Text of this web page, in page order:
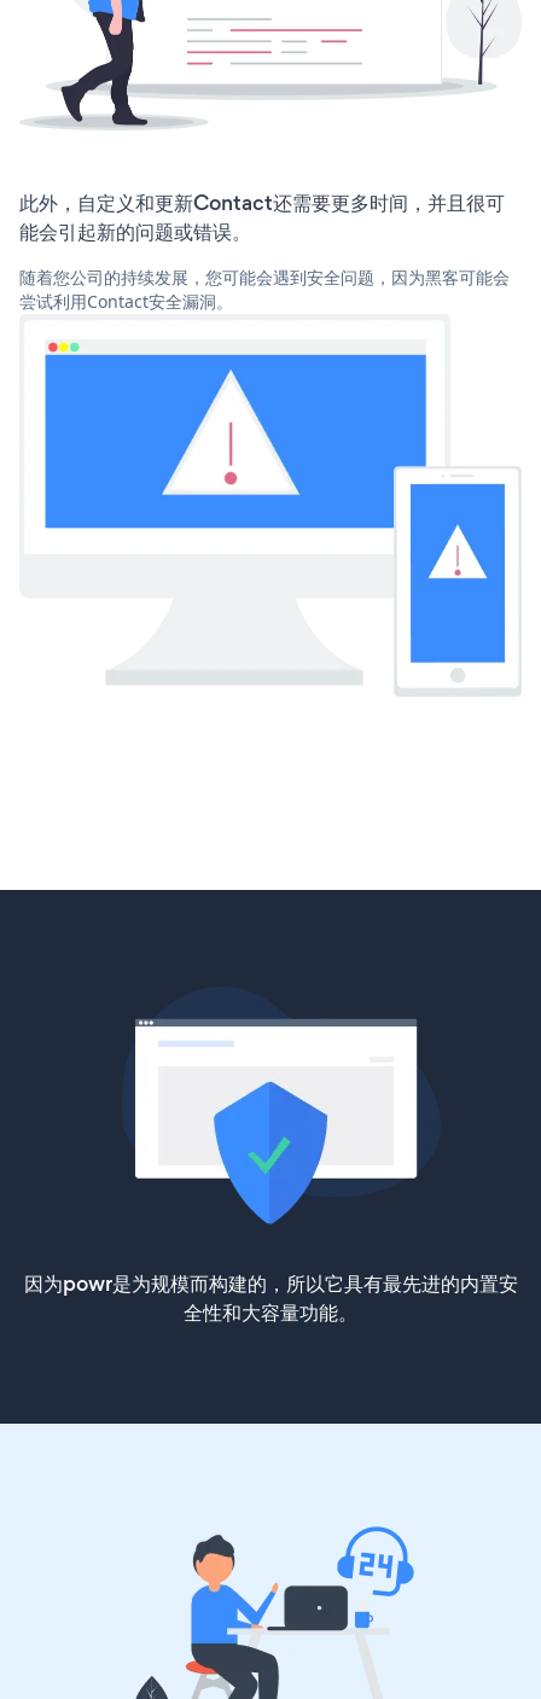
此外，自定义和更新Contact还需要更多时间，并且很可
能会引起新的问题或错误。
随着您公司的持续发展，您可能会遇到安全问题，因为黑客可能会
尝试利用Contact安全漏洞。
因为powr是为规模而构建的，所以它具有最先进的内置安
全性和大容量功能。